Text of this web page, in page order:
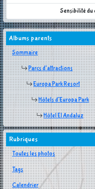
Sensibilité du
Albums parents
Sommaire
Parcs d'attractions
Europa Park Resort
Hôtels d'Europa Park
Hôtel El Andaluz
Rubriques
Toutes les photos
Tags
Calendrier